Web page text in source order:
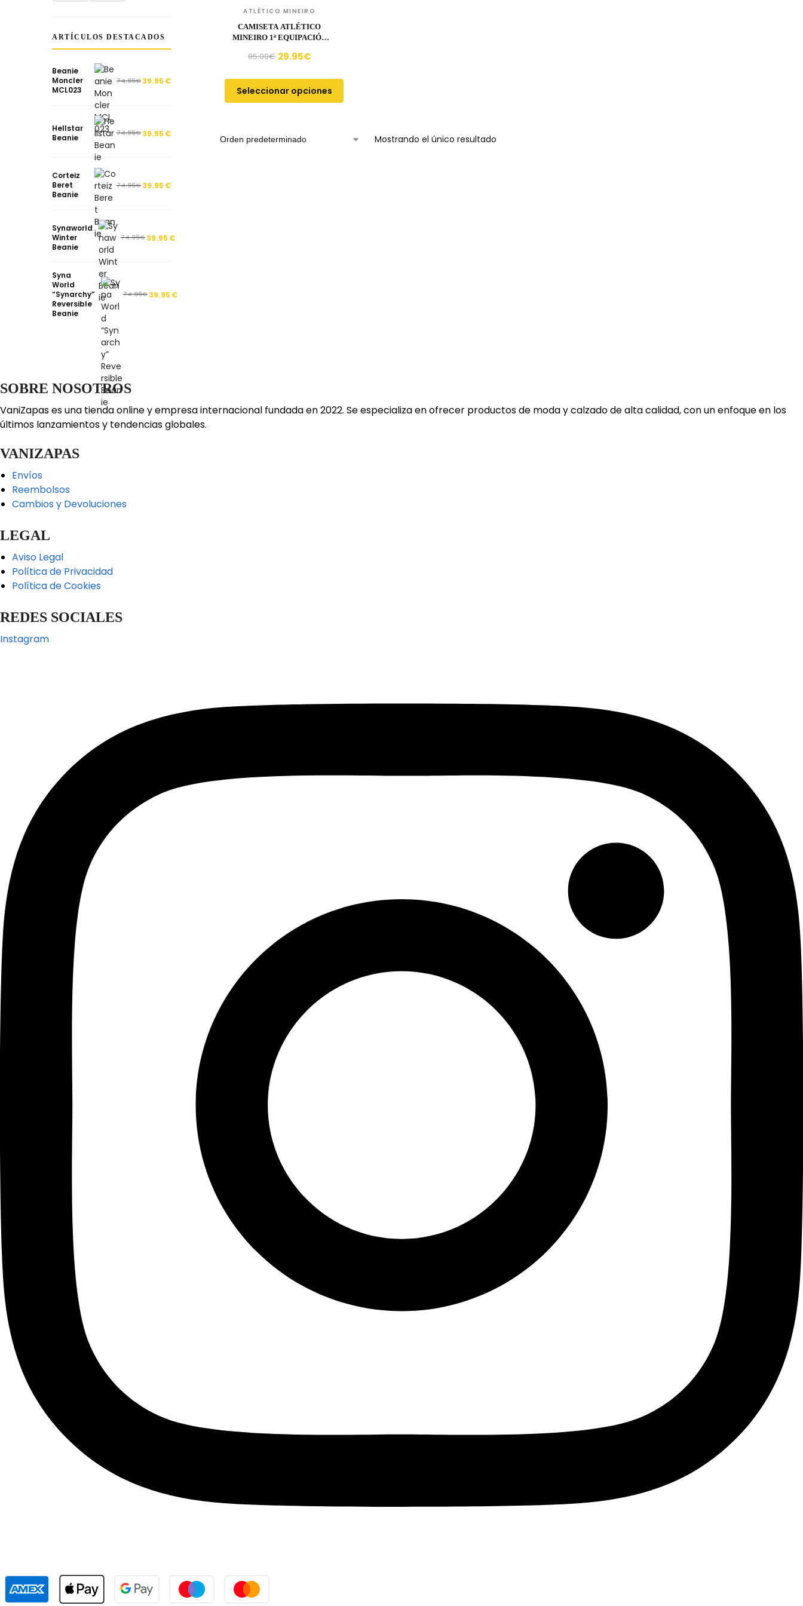
ATLÉTICO MINEIRO
CAMISETA ATLÉTICO
MINEIRO 1ª EQUIPACIÓN
85.00€ 29.95€
Seleccionar opciones
Mostrando el único resultado
ARTÍCULOS DESTACADOS
Beanie
Moncler
MCL023
74.95€39.95 €
Hellstar
Beanie
74.95€39.95 €
Corteiz
Beret
Beanie
74.95€39.95 €
Synaworld
Winter
Beanie
74.95€ 39.95 €
Syna
World
“Synarchy”
Reversible
Beanie
74.95€ 39.95 €
SOBRE NOSOTROS
VaniZapas es una tienda online y empresa internacional fundada en 2022. Se especializa en ofrecer productos de moda y calzado de alta calidad, con un enfoque en los
últimos lanzamientos y tendencias globales.
VANIZAPAS
Envíos
Reembolsos
Cambios y Devoluciones
LEGAL
Aviso Legal
Política de Privacidad
Política de Cookies
REDES SOCIALES
Instagram